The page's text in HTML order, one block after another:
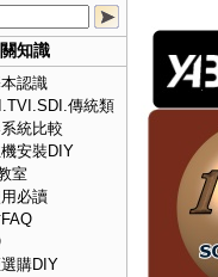
知識
認識
傳統類
統比較
安裝DIY
室
必讀
購DIY